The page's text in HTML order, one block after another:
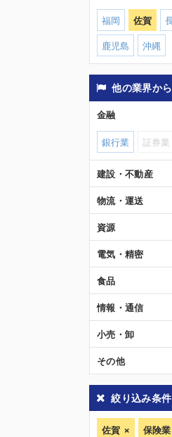
福岡 佐賀
鹿児島
沖縄
他の業界か
金融
銀行業 証券業
建設・不動産
物流・運送
資源
電気・精密
食品
情報・通信
小売・卸
その他
絞り込み条
佐賀 保険業